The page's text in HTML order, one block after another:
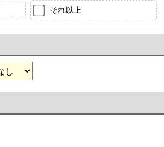
それ以上